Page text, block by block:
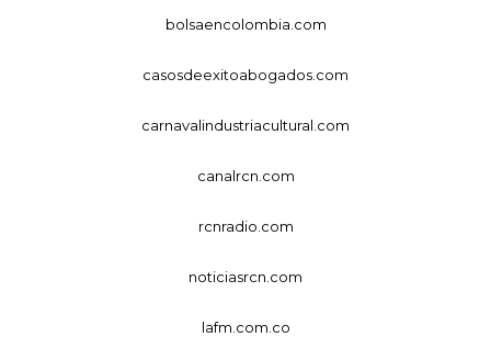
bolsaencolombia.com
casosdeexitoabogados.com
carnavalindustriacultural.com
canalrcn.com
rcnradio.com
noticiasrcn.com
lafm.com.co